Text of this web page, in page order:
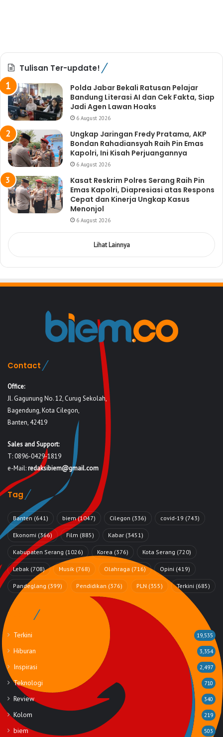
Tulisan Ter-update!
Polda Jabar Bekali Ratusan Pelajar
Bandung Literasi AI dan Cek Fakta, Siap
Jadi Agen Lawan Hoaks
6 August 2026
Ungkap Jaringan Fredy Pratama, AKP
Bondan Rahadiansyah Raih Pin Emas
Kapolri, Ini Kisah Perjuangannya
6 August 2026
Kasat Reskrim Polres Serang Raih Pin
Emas Kapolri, Diapresiasi atas Respons
Cepat dan Kinerja Ungkap Kasus
Menonjol
6 August 2026
Lihat Lainnya
Contact
Office:
Jl. Gagunung No. 12, Curug Sekolah,
Bagendung, Kota Cilegon,
Banten, 42419
Sales and Support:
T: 0896-0429-1819
e-Mail:redaksibiem@gmail.com
Tag
Banten (641) biem(1047) Cilegon (336) covid-19 (743)
Ekonomi (366) Film (885) Kabar (3451)
Kabupaten Serang (1026) Korea (376) Kota Serang (720)
Lebak (708) Musik (768) Olahraga (716) Opini (419)
Pandeglang (399) Pendidikan (376) PLN (355) Terkini (685)
Rubrik
Terkini 19,535
Hiburan 3,354
Inspirasi 2,497
Teknologi 710
Review 340
Kolom 219
biem 503